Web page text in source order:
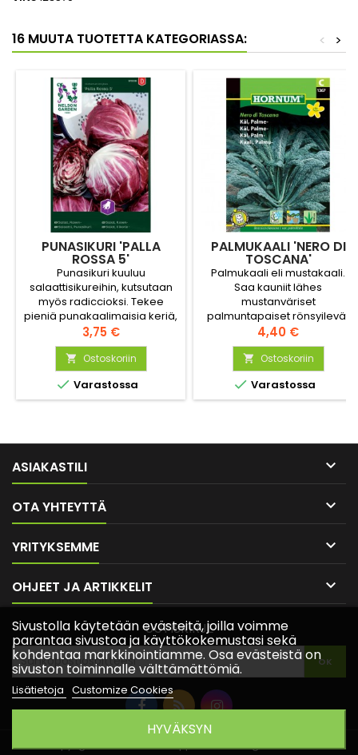
16 MUUTA TUOTETTA KATEGORIASSA: >
<
PUNASIKURI 'PALLA
ROSSA 5'
Punasikuri kuuluu
salaattisikureihin, kutsutaan
myös radiccioksi. Tekee
pieniä punakaalimaisia keriä,
joiden sisäpuoli on
voimakkaan punainen ja
valkoruotinen.
Hinta
3,75 €
 Ostoskoriin
 Varastossa
PALMUKAALI 'NERO DI
TOSCANA'
Palmukaali eli mustakaali.
Saa kauniit lähes
mustanväriset
palmuntapaiset rönsyilevät
lehdet, jotka kasvavat jopa 1
metrin korkuisiksi.
Koristeellinen kasvi myös
kukkapenkkiin. Keväällä
lehdet käytetään salaateissa.
Syksyllä kasvista käytetään
yöpakkasen jälkeen.
Hinta
4,40 €
 Ostoskoriin
 Varastossa
ASIAKASTILI 
OTA YHTEYTTÄ 
YRITYKSEMME 
OHJEET JA ARTIKKELIT 
Sivustolla käytetään evästeitä, joilla voimme
parantaa sivustoa ja käyttökokemustasi sekä
kohdentaa markkinointiamme. Osa evästeistä on
sivuston toiminnalle välttämättömiä.
Lisätietoja Customize Cookies
HYVÄKSYN
UUTISKIRJE
© Copyright 2026 Siemenkauppa.com. All Rights Reserved.